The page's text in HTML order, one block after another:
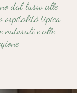
dal lusso alle
ospitalità tipica
naturali e alle